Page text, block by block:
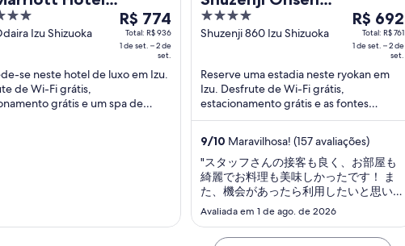
Izu Shizuoka
O
preço
é
por
R$ 774
Total: R$ 936
1 de set. – 2 de
set.
se neste hotel de luxo em Izu.
de Wi-Fi grátis,
grátis e um spa de
Katsuragawa
4
out
5
Shuzenji 860 Izu Shizuoka
O
preço
é
de
por
diária
para
uma
estadia
de
set.
R$ 692
Total: R$ 761
1 de set. – 2 de
set.
Reserve uma estadia neste ryokan em
Izu. Desfrute de Wi-Fi grátis,
estacionamento grátis e as fontes
termais no local. Atrações populares
9/10 Maravilhosa! (157 avaliações)
"スタッフさんの接客も良く、お部屋も
綺麗でお料理も美味しかったです！ ま
た、機会があったら利用したいと思いま
す。"
Avaliada em 1 de ago. de 2026